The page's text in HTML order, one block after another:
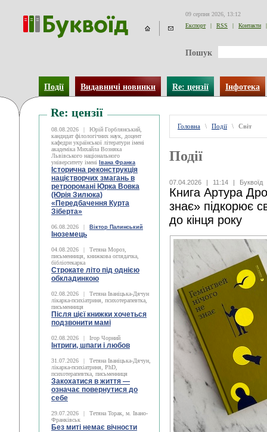
09 серпня 2026, 13:12
Експорт
| RSS | Контакти |
Пошук
Події Видавничі новинки Re: цензії Інфотека
Re: цензії
08.08.2026 |
Юрій Горблянський,
кандидат філологічних наук, доцент
кафедри української літератури імені
академіка Михайла Возняка
Львівського національного
університету імені
Івана Франка
Історична реконструкція
націєтворчих змагань в
ретроромані Юрка Вовка
(Юрія Зилюка)
«Передбачення Курта
Зіберта»
06.08.2026 | Віктор Палинський
Іноземець
04.08.2026 |
Тетяна Мороз,
письменниця, книжкова оглядачка,
бібліотекарка
Строкате літо під однією
обкладинкою
02.08.2026 |
Тетяна Іваніцька-Дячун
лікарка-психіатриня, психотерапевтка,
письменниця
Після цієї книжки хочеться
подзвонити мамі
02.08.2026 | Ігор Чорний
Інтриги, шпаги і любов
31.07.2026 |
Тетяна Іваніцька-Дячун,
лікарка-психіатриня, PhD,
психотерапевтка, письменниця
Закохатися в життя —
означає повернутися до
себе
29.07.2026 |
Тетяна Торак, м. Івано-
Франківськ
Без миті немає вічности
Головна \ Події \ Світ
Події
07.04.2026 | 11:14 | Буквоїд
Книга Артура
знає» підкорює
до кінця року